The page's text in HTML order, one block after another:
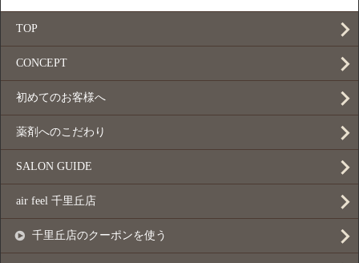
TOP
CONCEPT
初めてのお客様へ
薬剤へのこだわり
SALON GUIDE
air feel 千里丘店
千里丘店のクーポンを使う